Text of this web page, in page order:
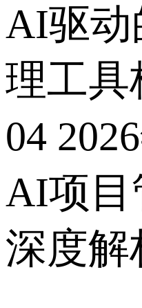
AI驱动
理工具
04
AI项目
深度解